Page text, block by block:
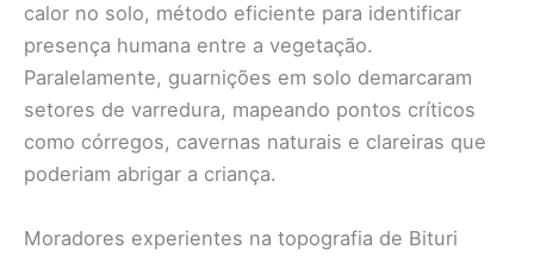
calor no solo, método eficiente para identificar
presença humana entre a vegetação.
Paralelamente, guarnições em solo demarcaram
setores de varredura, mapeando pontos críticos
como córregos, cavernas naturais e clareiras que
poderiam abrigar a criança.
Moradores experientes na topografia de Bituri